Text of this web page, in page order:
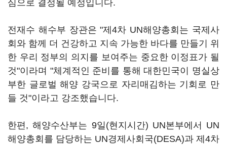
심으로 결정될 예정입니다.
전재수 해수부 장관은 "제4차 UN해양총회는 국제사
회와 함께 더 건강하고 지속 가능한 바다를 만들기 위
한 우리 정부의 의지를 보여주는 중요한 이정표가 될
것"이라며 "체계적인 준비를 통해 대한민국이 명실상
부한 글로벌 해양 강국으로 자리매김하는 기회로 만
들 것"이라고 강조했습니다.
한편, 해양수산부는 9일(현지시간) UN본부에서 UN
해양총회를 담당하는 UN경제사회국(DESA)과 제4차